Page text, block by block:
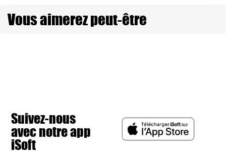
Vous aimerez peut-être
Suivez-nous
avec notre app
iSoft